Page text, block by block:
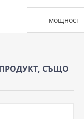
мощност
СЪЩО